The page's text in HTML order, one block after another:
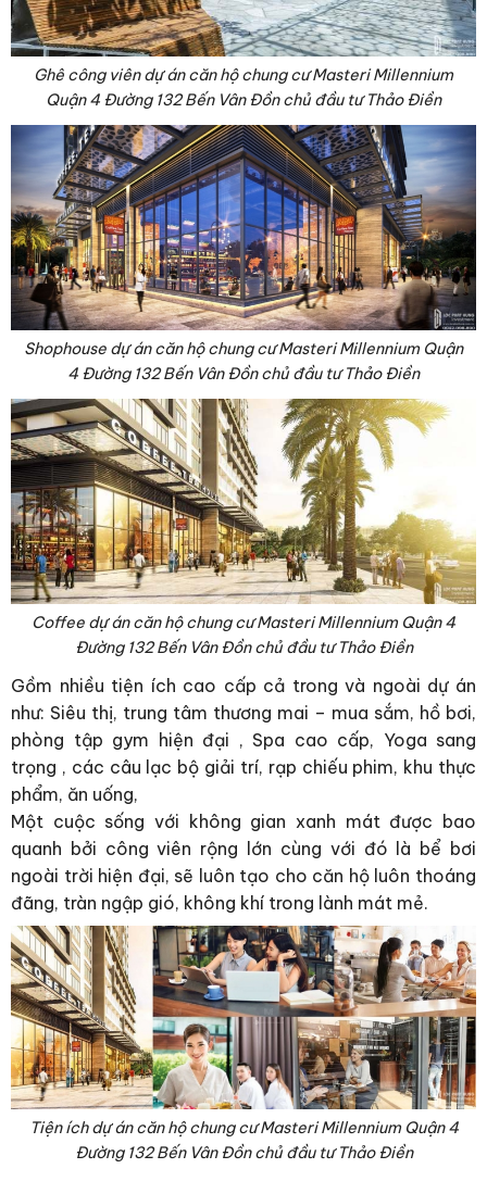
Ghê công viên dự án căn hộ chung cư Masteri Millennium
Quận 4 Đường 132 Bến Vân Đồn chủ đầu tư Thảo Điền
Shophouse dự án căn hộ chung cư Masteri Millennium Quận
4 Đường 132 Bến Vân Đồn chủ đầu tư Thảo Điền
Coffee dự án căn hộ chung cư Masteri Millennium Quận 4
Đường 132 Bến Vân Đồn chủ đầu tư Thảo Điền
Gồm nhiều tiện ích cao cấp cả trong và ngoài dự án
như: Siêu thị, trung tâm thương mai – mua sắm, hồ bơi,
phòng tập gym hiện đại , Spa cao cấp, Yoga sang
trọng , các câu lạc bộ giải trí, rạp chiếu phim, khu thực
phẩm, ăn uống,
Một cuộc sống với không gian xanh mát được bao
quanh bởi công viên rộng lớn cùng với đó là bể bơi
ngoài trời hiện đại, sẽ luôn tạo cho căn hộ luôn thoáng
đãng, tràn ngập gió, không khí trong lành mát mẻ.
Tiện ích dự án căn hộ chung cư Masteri Millennium Quận 4
Đường 132 Bến Vân Đồn chủ đầu tư Thảo Điền